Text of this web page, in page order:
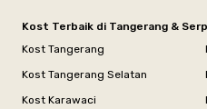
Kost Terbaik di Tangerang &
Kost Tangerang
Kost Tangerang Selatan
Kost Karawaci